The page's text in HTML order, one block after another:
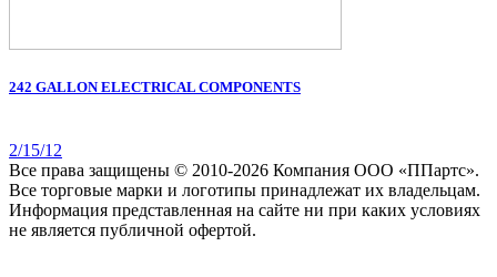
242 GALLON ELECTRICAL COMPONENTS
2/15/12
Все права защищены © 2010-2026 Компания ООО «ППартс».
Все торговые марки и логотипы принадлежат их владельцам.
Информация представленная на сайте ни при каких условиях
не является публичной офертой.